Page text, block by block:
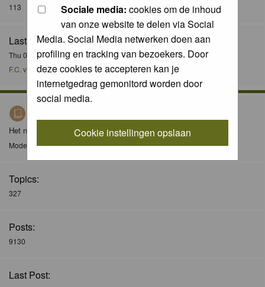
Sociale media: cookies om de inhoud
van onze website te delen via Social
Media. Social Media netwerken doen aan
profiling en tracking van bezoekers. Door
deze cookies te accepteren kan je
internetgedrag gemonitord worden door
social media.
Cookie instellingen opslaan
113
Last Post:
Thu 08 Dec 2016, 21:51
F.C. van der Horst
Het nieuws forum / The news forum
ModeratorModerators
Topics:
327
Posts:
9130
Last Post: